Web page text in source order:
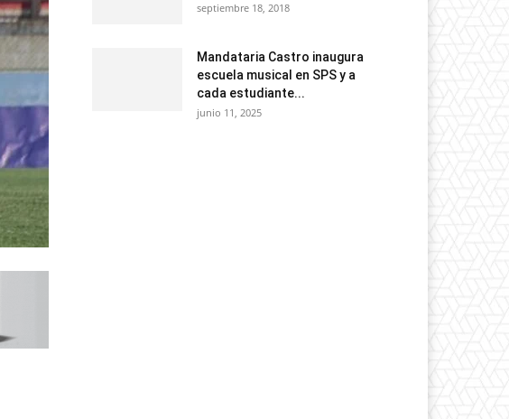
septiembre 18, 2018
Mandataria Castro inaugura
escuela musical en SPS y a
cada estudiante...
junio 11, 2025